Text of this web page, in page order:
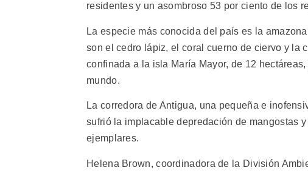
residentes y un asombroso 53 por ciento de los
La especie más conocida del país es la
son el cedro lápiz, el coral cuerno de ciervo y la
confinada a la isla María Mayor, de 12
mundo.
La corredora de Antigua, una pequeña e
sufrió la implacable depredación de mangostas
ejemplares.
Helena Brown, coordinadora de la División